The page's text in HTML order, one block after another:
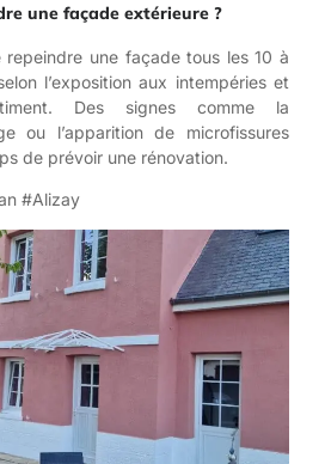
une façade extérieure ?
une façade tous les 10 à
l’exposition aux intempéries et
Des signes comme la
ou l’apparition de microfissures
de prévoir une rénovation.
#Alizay